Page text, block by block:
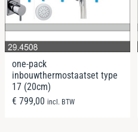
one-pack
inbouwthermostaatset type
17 (20cm)
€ 799,00 incl. BTW